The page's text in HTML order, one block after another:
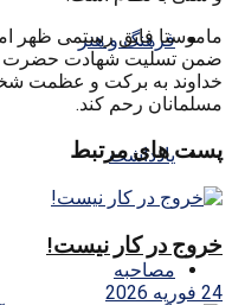
فرهنگ و هنر
یادداشت
مصاحبه
ماموستا فایق رستمی ظهر
ضمن تسلیت شهادت حضرت
خداوند به برکت و عظمت
مسلمانان رحم کند.
پست های مرتبط
خروج در کار نیست!
24 فوریه 2026